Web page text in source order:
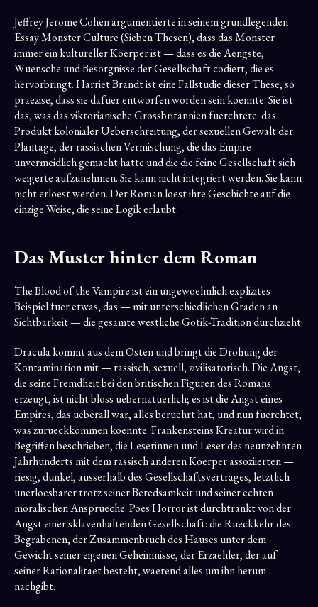
Jeffrey Jerome Cohen argumentierte in seinem grundlegenden
Essay Monster Culture (Sieben Thesen), dass das Monster
immer ein kultureller Koerper ist — dass es die Aengste,
Wuensche und Besorgnisse der Gesellschaft codiert, die es
hervorbringt. Harriet Brandt ist eine Fallstudie dieser These, so
praezise, dass sie dafuer entworfen worden sein koennte. Sie ist
das, was das viktorianische Grossbritannien fuerchtete: das
Produkt kolonialer Ueberschreitung, der sexuellen Gewalt der
Plantage, der rassischen Vermischung, die das Empire
unvermeidlich gemacht hatte und die die feine Gesellschaft sich
weigerte aufzunehmen. Sie kann nicht integriert werden. Sie kann
nicht erloest werden. Der Roman loest ihre Geschichte auf die
einzige Weise, die seine Logik erlaubt.
Das Muster hinter dem Roman
The Blood of the Vampire ist ein ungewoehnlich explizites
Beispiel fuer etwas, das — mit unterschiedlichen Graden an
Sichtbarkeit — die gesamte westliche Gotik-Tradition durchzieht.
Dracula kommt aus dem Osten und bringt die Drohung der
Kontamination mit — rassisch, sexuell, zivilisatorisch. Die Angst,
die seine Fremdheit bei den britischen Figuren des Romans
erzeugt, ist nicht bloss uebernatuerlich; es ist die Angst eines
Empires, das ueberall war, alles beruehrt hat, und nun fuerchtet,
was zurueckkommen koennte. Frankensteins Kreatur wird in
Begriffen beschrieben, die Leserinnen und Leser des neunzehnten
Jahrhunderts mit dem rassisch anderen Koerper assoziierten —
riesig, dunkel, ausserhalb des Gesellschaftsvertrages, letztlich
unerloesbarer trotz seiner Beredsamkeit und seiner echten
moralischen Ansprueche. Poes Horror ist durchtrankt von der
Angst einer sklavenhaltenden Gesellschaft: die Rueckkehr des
Begrabenen, der Zusammenbruch des Hauses unter dem
Gewicht seiner eigenen Geheimnisse, der Erzaehler, der auf
seiner Rationalitaet besteht, waerend alles um ihn herum
nachgibt.